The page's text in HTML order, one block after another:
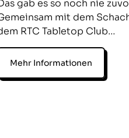
gab es so noch nie
mit dem
RTC Tabletop Club…
Mehr Informationen